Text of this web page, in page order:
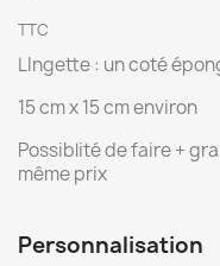
TTC
LIngette : un coté
15 cm x 15 cm environ
Possiblité de faire +
même prix
Personnalisation